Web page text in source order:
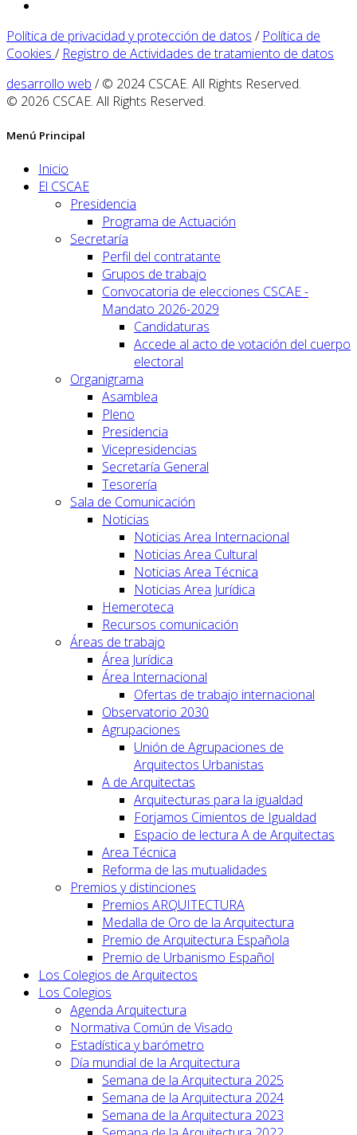
Política de privacidad y protección de datos / Política de
Cookies / Registro de Actividades de tratamiento de datos
desarrollo web / © 2024 CSCAE. All Rights Reserved.
© 2026 CSCAE. All Rights Reserved.
Menú Principal
Inicio
El CSCAE
Presidencia
Programa de Actuación
Secretaría
Perfil del contratante
Grupos de trabajo
Convocatoria de elecciones CSCAE -
Mandato 2026-2029
Candidaturas
Accede al acto de votación del cuerpo
electoral
Organigrama
Asamblea
Pleno
Presidencia
Vicepresidencias
Secretaría General
Tesorería
Sala de Comunicación
Noticias
Noticias Area Internacional
Noticias Area Cultural
Noticias Area Técnica
Noticias Area Jurídica
Hemeroteca
Recursos comunicación
Áreas de trabajo
Área Jurídica
Área Internacional
Ofertas de trabajo internacional
Observatorio 2030
Agrupaciones
Unión de Agrupaciones de
Arquitectos Urbanistas
A de Arquitectas
Arquitecturas para la igualdad
Forjamos Cimientos de Igualdad
Espacio de lectura A de Arquitectas
Area Técnica
Reforma de las mutualidades
Premios y distinciones
Premios ARQUITECTURA
Medalla de Oro de la Arquitectura
Premio de Arquitectura Española
Premio de Urbanismo Español
Los Colegios de Arquitectos
Los Colegios
Agenda Arquitectura
Normativa Común de Visado
Estadística y barómetro
Día mundial de la Arquitectura
Semana de la Arquitectura 2025
Semana de la Arquitectura 2024
Semana de la Arquitectura 2023